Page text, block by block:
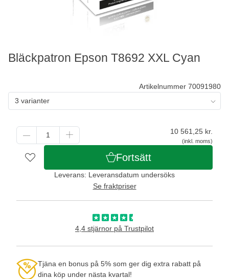
Artikelnummer 70091980
3 varianter
10 561,25 kr.
(inkl. moms)
Fortsätt
Leverans: Leveransdatum undersöks
Se fraktpriser
4,4 stjärnor på Trustpilot
Tjäna en bonus på 5% som ger dig extra rabatt på
dina köp under nästa kvartal!
Bläckpatron Epson T8692 XXL Cyan